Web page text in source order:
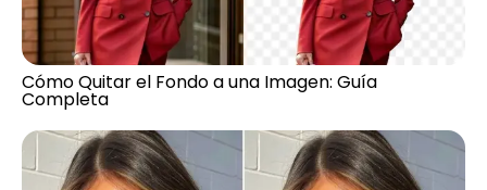
Cómo Quitar el Fondo a una Imagen: Guía
Completa